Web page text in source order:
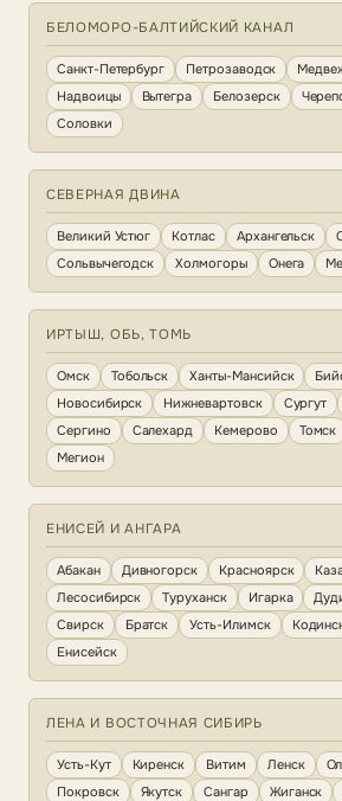
БЕЛОМОРО-БАЛТИЙСКИЙ КАНАЛ
Санкт-Петербург Петрозаводск
Надвоицы
Вытегра Белозерск
Соловки
СЕВЕРНАЯ ДВИНА
Великий Устюг Котлас Архангельск
Сольвычегодск
Холмогоры Онега
ИРТЫШ, ОБЬ, ТОМЬ
Омск Тобольск Ханты-Мансийск
Новосибирск
Нижневартовск Сургут
Сергино
Салехард Кемерово Томск
Мегион
ЕНИСЕЙ И АНГАРА
Абакан Дивногорск Красноярск
Лесосибирск
Туруханск Игарка
Свирск
Братск Усть-Илимск
Енисейск
ЛЕНА И ВОСТОЧНАЯ СИБИРЬ
Усть-Кут Киренск Витим Ленск
Покровск
Якутск Сангар Жиганск